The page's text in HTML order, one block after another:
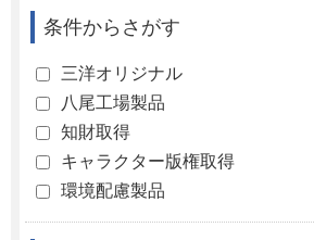
条件からさがす
三洋オリジナル
八尾工場製品
知財取得
キャラクター版権取得
環境配慮製品